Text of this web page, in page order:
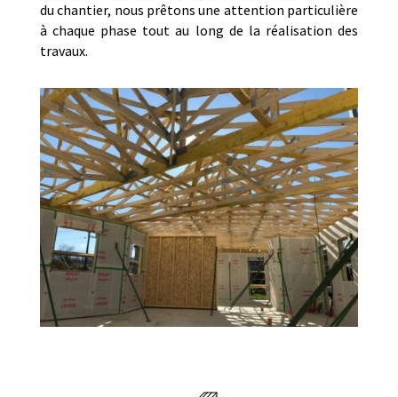
du chantier, nous prêtons une attention particulière
à chaque phase tout au long de la réalisation des
travaux.